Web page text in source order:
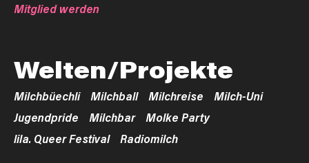
Mitglied werden
Welten/Projekte
Milchbüechli Milchball Milchreise
Milch-Uni
Jugendpride
Milchbar
Molke Party
lila. Queer Festival
Radiomilch